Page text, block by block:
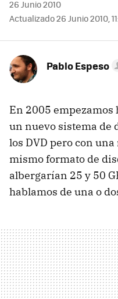
26 Junio 2010
Actualizado 26 Junio 2010,
Pablo Espeso
En 2005 empezamos
un nuevo sistema de
los DVD pero con una
mismo formato de
albergarían 25 y 50
hablamos de una o